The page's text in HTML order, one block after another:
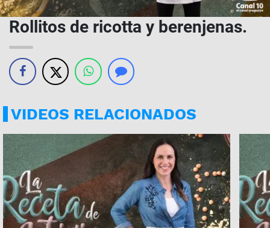
Rollitos de ricotta y berenjenas.
VIDEOS RELACIONADOS